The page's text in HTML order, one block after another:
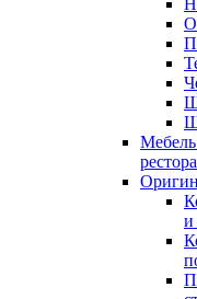
Мебель
и